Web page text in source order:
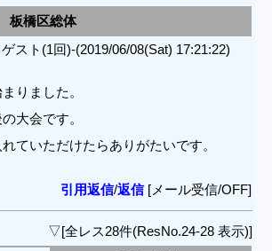
板橋区総体
スト(1回)-(2019/06/08(Sat) 17:21:22)
りました。
大会です。
ていただけたらありがたいです。
引用返信/返信[メール受信/OFF]
▽[全レス28件(ResNo.24-28 表示)]